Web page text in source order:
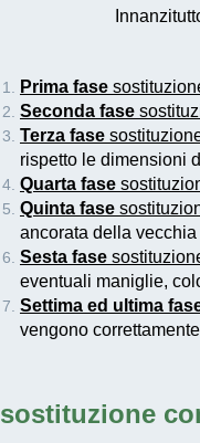
Prima fase
Seconda fase
Terza fase
rispetto le dimensioni
Quarta fase
Quinta fase
ancorata della vecchia
Sesta fase
eventuali maniglie,
Settima ed ultima
vengono
sostituzione